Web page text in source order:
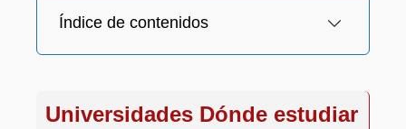
Índice de contenidos
Universidades Dónde estudiar